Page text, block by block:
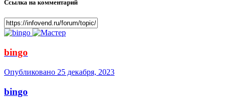
Ссылка на комментарий
bingo
Опубликовано 25 декабря, 2023
bingo